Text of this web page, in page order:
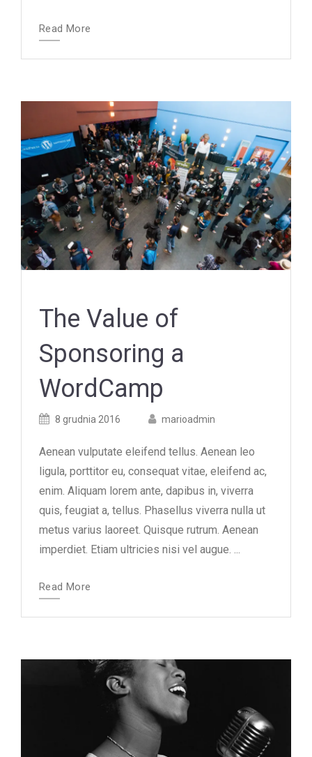
Read More
The Value of
Sponsoring a
WordCamp
Posted8 grudnia 2016
Posted
marioadmin
Aenean vulputate eleifend tellus. Aenean leo
ligula, porttitor eu, consequat vitae, eleifend ac,
enim. Aliquam lorem ante, dapibus in, viverra
quis, feugiat a, tellus. Phasellus viverra nulla ut
metus varius laoreet. Quisque rutrum. Aenean
imperdiet. Etiam ultricies nisi vel augue. ...
Read More